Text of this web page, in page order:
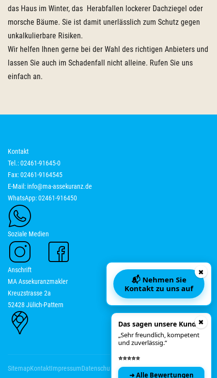
✖
Das sagen unsere Kunden
„Sehr freundlich, kompetent
und zuverlässig.“
⭐⭐⭐⭐⭐
➜ Alle Bewertungen
✖
📬 Nehmen Sie
Kontakt zu uns auf
📞
📅 Onlinetermin
⚙️ Self‑Service
das Haus im Winter, das Herabfallen lockerer Dachziegel oder
morsche Bäume. Sie ist damit unerlässlich zum Schutz gegen
unkalkulierbare Risiken.
Wir helfen Ihnen gerne bei der Wahl des richtigen Anbieters und
lassen Sie auch im Schadenfall nicht alleine. Rufen Sie uns
einfach an.
Kontakt
Tel.: 02461-91645-0
Fax: 02461-9164545
E-Mail: info@ma-assekuranz.de
WhatsApp: 02461-916450
Soziale Medien
Anschrift
MA Assekuranzmakler
Kreuzstrasse 2a
52428 Jülich-Pattern
SitemapKontaktImpressumDatenschutz